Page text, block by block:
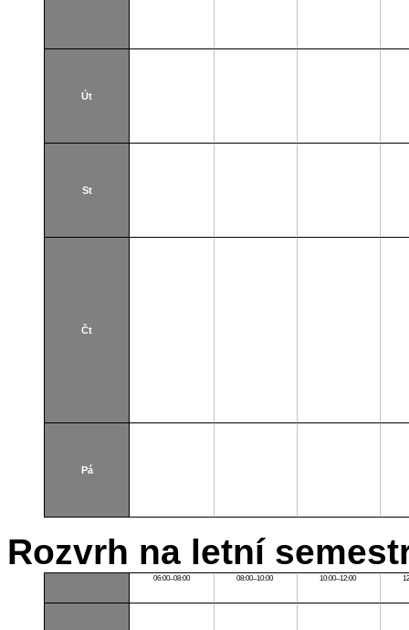
Út
St
Čt
Pá
Rozvrh na letní
06:00–08:00 08:00–10:00 10:00–12:00